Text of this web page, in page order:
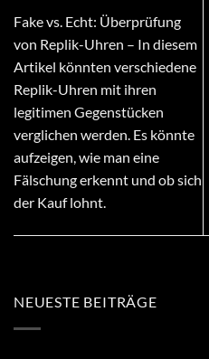
Fake vs. Echt: Überprüfung
von Replik-Uhren – In diesem
Artikel könnten verschiedene
Replik-Uhren mit ihren
legitimen Gegenstücken
verglichen werden. Es könnte
aufzeigen, wie man eine
Fälschung erkennt und ob sich
der Kauf lohnt.
NEUESTE BEITRÄGE